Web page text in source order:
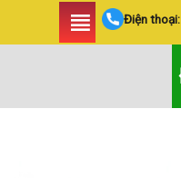
Điện thoại: